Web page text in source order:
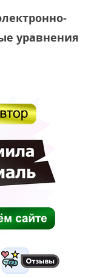
уравнения